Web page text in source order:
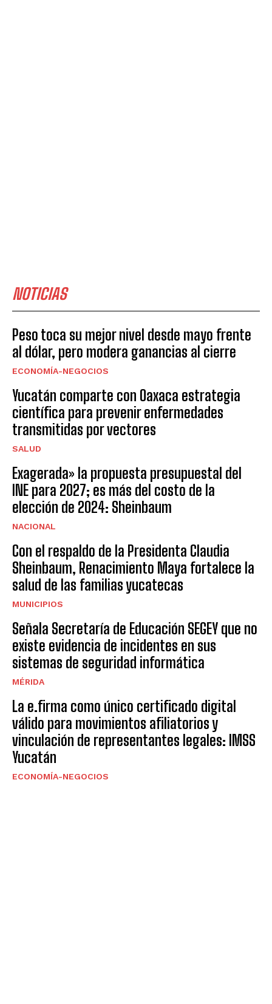
NOTICIAS
Peso toca su mejor nivel desde mayo frente
al dólar, pero modera ganancias al cierre
ECONOMÍA-NEGOCIOS
Yucatán comparte con Oaxaca estrategia
científica para prevenir enfermedades
transmitidas por vectores
SALUD
Exagerada» la propuesta presupuestal del
INE para 2027; es más del costo de la
elección de 2024: Sheinbaum
NACIONAL
Con el respaldo de la Presidenta Claudia
Sheinbaum, Renacimiento Maya fortalece la
salud de las familias yucatecas
MUNICIPIOS
Señala Secretaría de Educación SEGEY que no
existe evidencia de incidentes en sus
sistemas de seguridad informática
MÉRIDA
La e.firma como único certificado digital
válido para movimientos afiliatorios y
vinculación de representantes legales: IMSS
Yucatán
ECONOMÍA-NEGOCIOS